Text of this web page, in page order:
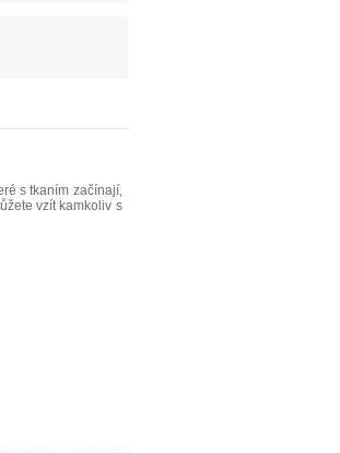
s tkaním začínají,
vzít kamkoliv s